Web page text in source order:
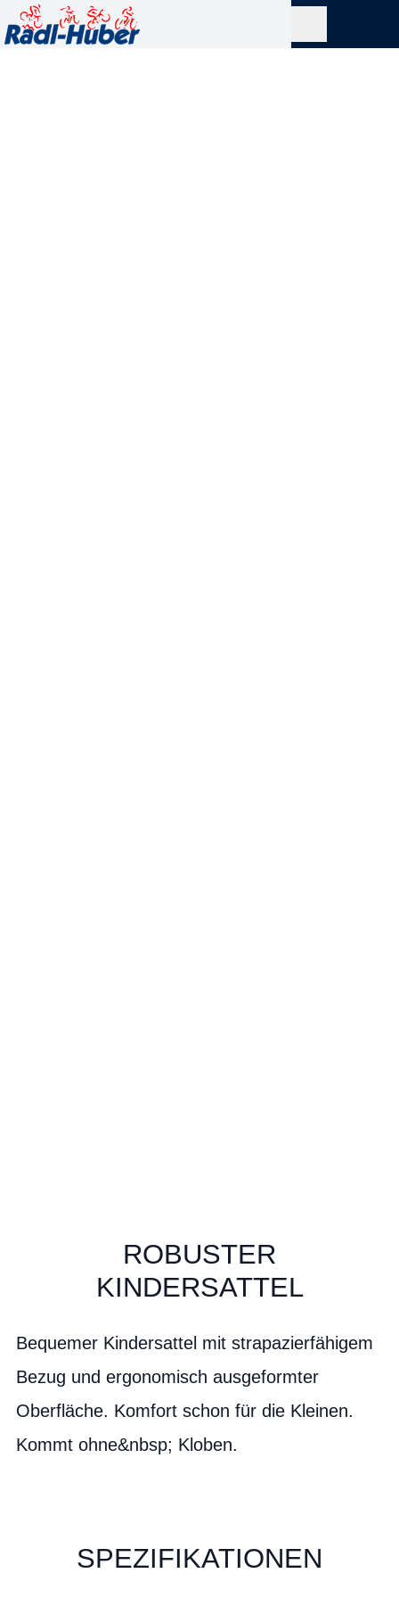
ROBUSTER
KINDERSATTEL
Bequemer Kindersattel mit strapazierfähigem
Bezug und ergonomisch ausgeformter
Oberfläche. Komfort schon für die Kleinen.
Kommt ohne&nbsp; Kloben.
SPEZIFIKATIONEN